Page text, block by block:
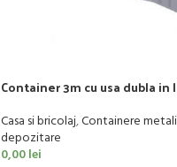
Container 3m cu usa dubla in
Casa si bricolaj,Containere
depozitare
0,00lei